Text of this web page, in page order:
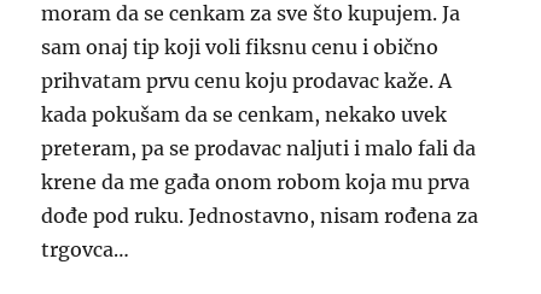
moram da se cenkam za sve što kupujem. Ja
sam onaj tip koji voli fiksnu cenu i obično
prihvatam prvu cenu koju prodavac kaže. A
kada pokušam da se cenkam, nekako uvek
preteram, pa se prodavac naljuti i malo fali da
krene da me gađa onom robom koja mu prva
dođe pod ruku. Jednostavno, nisam rođena za
trgovca…